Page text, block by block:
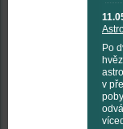
Po
v